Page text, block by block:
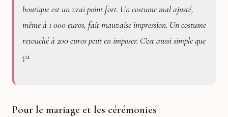
boutique est un vrai point fort. Un costume mal ajusté,
même à 1 000 euros, fait mauvaise impression. Un costume
retouché à 200 euros peut en imposer. C’est aussi simple que
ça.
Pour le mariage et les cérémonies